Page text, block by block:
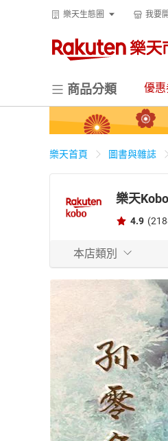
樂天生態圈 我要
商品分類 優
樂天首頁 圖書與雜誌
樂天
4.9
本店類別